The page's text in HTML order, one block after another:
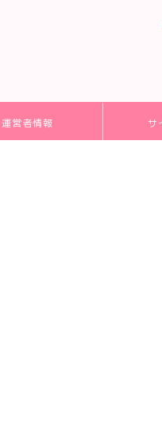
運営者情報 サ